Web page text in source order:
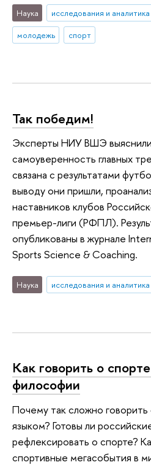
Наука исследования и аналитика
молодежь
спорт
Так победим!
Эксперты НИУ ВШЭ
самоуверенность главных
связана с результатами
выводу они пришли,
наставников клубов
премьер-лиги (РФПЛ).
опубликованы в журнале
Sports Science & Coaching.
Наука исследования и аналитика
Как говорить о
философии
Почему так сложно
языком? Готовы ли
рефлексировать о спорте?
спортивные мегасобытия в